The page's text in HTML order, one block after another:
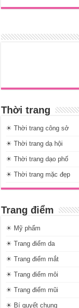
Thời trang
☀ Thời trang công sở
☀ Thời trang dạ hội
☀ Thời trang dạo phố
☀ Thời trang mặc đẹp
Trang điểm
☀ Mỹ phẩm
☀ Trang điểm da
☀ Trang điểm mắt
☀ Trang điểm môi
☀ Trang điểm mũi
☀ Bí quyết chung